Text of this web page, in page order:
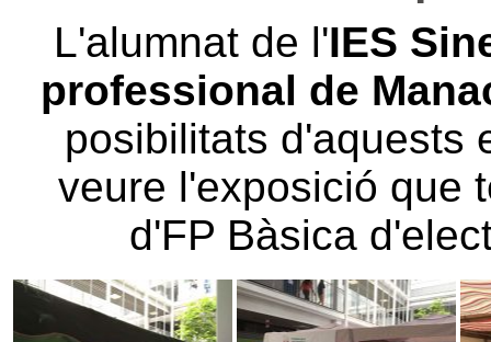
L'alumnat de l'IES
professional de
posibilitats d'aquests
veure l'exposició que
d'FP Bàsica